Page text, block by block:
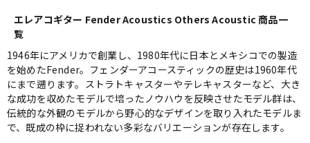
エレキギター アコギ/エレアコ
ベース ウクレレ
エレアコギター Fender Acoustics Others Acoustic 商品一
覧
1946年にアメリカで創業し、1980年代に日本とメキシコでの製造
を始めたFender。フェンダーアコースティックの歴史は1960年代
にまで遡ります。ストラトキャスターやテレキャスターなど、大き
な成功を収めたモデルで培ったノウハウを反映させたモデル群は、
伝統的な外観のモデルから野心的なデザインを取り入れたモデルま
で、既成の枠に捉われない多彩なバリエーションが存在します。